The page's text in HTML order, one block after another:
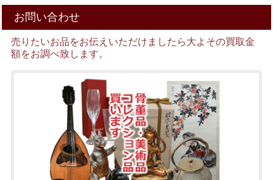
お問い合わせ
売りたいお品をお伝えいただけましたら大よその買取金
額をお調べ致します。